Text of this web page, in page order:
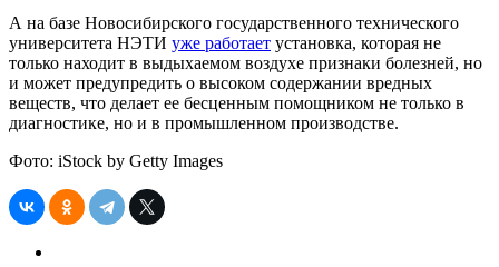
А на базе Новосибирского государственного технического
университета НЭТИ уже работает установка, которая не
только находит в выдыхаемом воздухе признаки болезней, но
и может предупредить о высоком содержании вредных
веществ, что делает ее бесценным помощником не только в
диагностике, но и в промышленном производстве.
Фото: iStock by Getty Images